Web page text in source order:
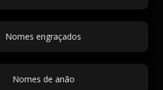
Nomes engraçados
Nomes de anão